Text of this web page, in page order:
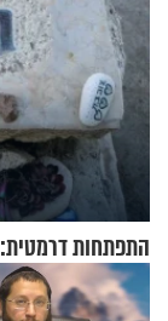
התפתחות